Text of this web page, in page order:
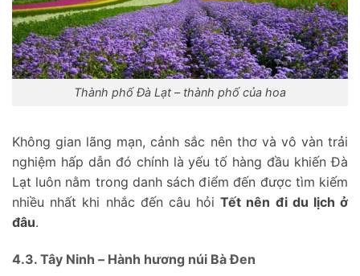
Thành phố Đà Lạt – thành phố của hoa
Không gian lãng mạn, cảnh sắc nên thơ và vô vàn trải
nghiệm hấp dẫn đó chính là yếu tố hàng đầu khiến Đà
Lạt luôn nằm trong danh sách điểm đến được tìm kiếm
nhiều nhất khi nhắc đến câu hỏiTết nên đi du lịch ở
đâu.
4.3. Tây Ninh – Hành hương núi Bà Đen